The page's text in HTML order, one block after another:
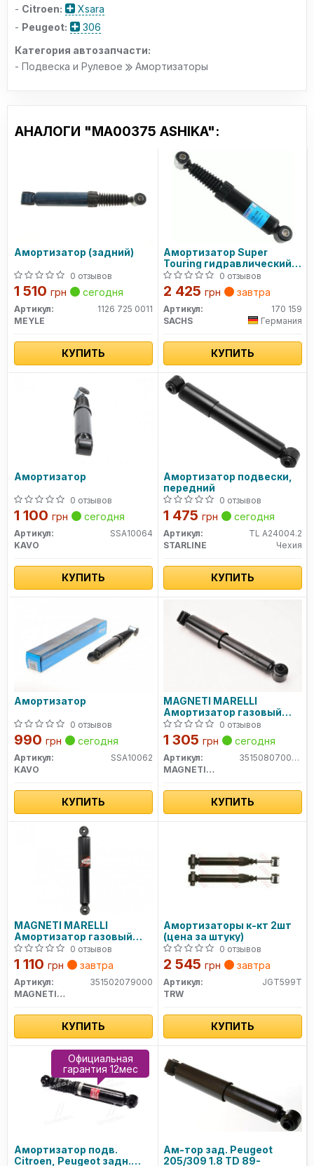
- Citroen:
Xsara
- Peugeot:
306
Категория автозапчасти:
- Подвеска и Рулевое
Амортизаторы
АНАЛОГИ "MA00375 ASHIKA":
Амортизатор (задний)
0 отзывов
1 510 грн сегодня
Артикул:
1126 725 0011
MEYLE
КУПИТЬ
Амортизатор Super
Touring гидравлический
задний 170 159 SACHS
0 отзывов
2 425 грн завтра
Артикул:
170 159
SACHS
Германия
КУПИТЬ
Амортизатор
0 отзывов
1 100 грн сегодня
Артикул:
SSA10064
KAVO
КУПИТЬ
Амортизатор подвески,
передний
0 отзывов
1 475 грн сегодня
Артикул:
TL A24004.2
STARLINE
Чехия
КУПИТЬ
Амортизатор
0 отзывов
990 грн сегодня
Артикул:
SSA10062
KAVO
КУПИТЬ
MAGNETI MARELLI
Амортизатор газовый
задний PEUGEOT 306
[351508070000]
0 отзывов
1 305 грн сегодня
Артикул:
351508070000
MAGNETI MARELLI
КУПИТЬ
MAGNETI MARELLI
Амортизатор газовый
задний CITROEN SAXO
0 отзывов
1 110 грн завтра
Артикул:
351502079000
MAGNETI MARELLI
КУПИТЬ
Амортизаторы к-кт 2шт
(цена за штуку)
0 отзывов
2 545 грн завтра
Артикул:
JGT599T
TRW
КУПИТЬ
Амортизатор подв.
Citroen, Peugeot задн.
Официальная
гарантия 12мес
Ам-тор зад. Peugeot
205/309 1.8 TD 89-